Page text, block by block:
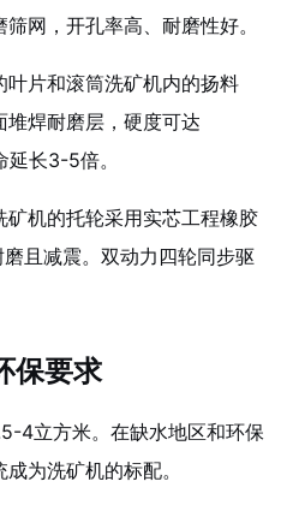
网，开孔率高、耐磨性好。
片和滚筒洗矿机内的扬料
焊耐磨层，硬度可达
长3-5倍。
机的托轮采用实芯工程橡胶
且减震。双动力四轮同步驱
保要求
4立方米。在缺水地区和环保
为洗矿机的标配。